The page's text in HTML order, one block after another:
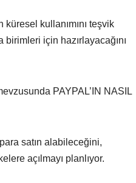
kullanımını teşvik
için hazırlayacağını
PAYPAL’IN NASIL
satın alabileceğini,
açılmayı planlıyor.